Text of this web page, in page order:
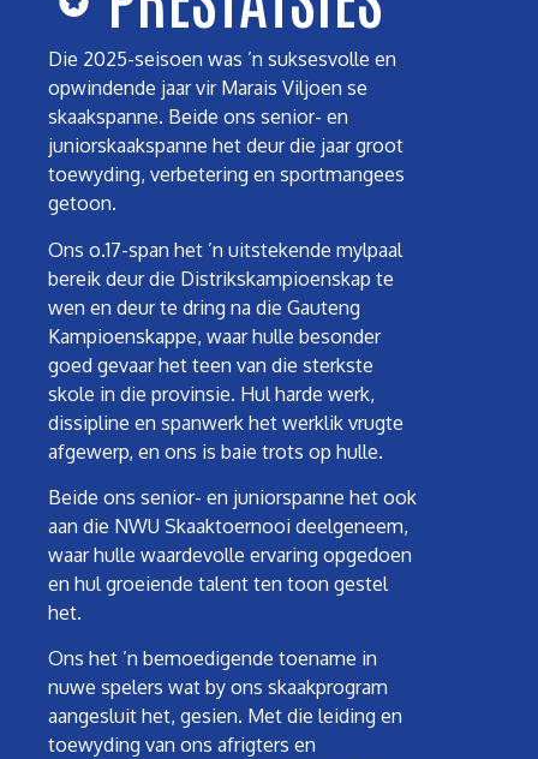
Die 2025-seisoen was ’n suksesvolle en
opwindende jaar vir Marais Viljoen se
skaakspanne. Beide ons senior- en
juniorskaakspanne het deur die jaar groot
toewyding, verbetering en sportmangees
getoon.
Ons o.17-span het ’n uitstekende mylpaal
bereik deur die Distrikskampioenskap te
wen en deur te dring na die Gauteng
Kampioenskappe, waar hulle besonder
goed gevaar het teen van die sterkste
skole in die provinsie. Hul harde werk,
dissipline en spanwerk het werklik vrugte
afgewerp, en ons is baie trots op hulle.
Beide ons senior- en juniorspanne het ook
aan die NWU Skaaktoernooi deelgeneem,
waar hulle waardevolle ervaring opgedoen
en hul groeiende talent ten toon gestel
het.
Ons het ’n bemoedigende toename in
nuwe spelers wat by ons skaakprogram
aangesluit het, gesien. Met die leiding en
toewyding van ons afrigters en